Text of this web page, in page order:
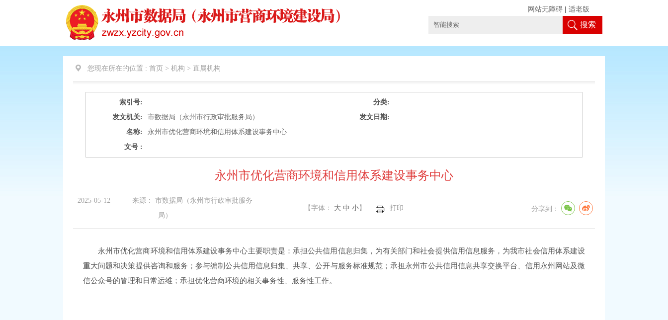
搜索
网站无障碍 适老版
您现在所在的位置 : 首页 > 机构 > 直属机构
索引号:
分类:
发文机关:
市数据局（永州市行政审批服务局）
发文日期:
名称:
永州市优化营商环境和信用体系建设事务中心
文号 :
永州市优化营商环境和信用体系建设事务中心
2025-05-12 来源： 市数据局（永州市行政审批服务
局）
【字体： 大 中 小】 打印 分享到：
永州市优化营商环境和信用体系建设事务中心主要职责是 ： 承担公共信用信息归集，为有关部门和社会提供信用信息服务，为我市社会信用体系建设
重大问题和决策提供咨询和服务 ；参与编制公共信用信息归集 、共享 、公开与服务标准规范 ； 承担永州市公共信用信息共享交换平台
信用永州网站及微
信公众号的管理和日常运维 ； 承担优化营商环境的相关事务性 服务性工作。